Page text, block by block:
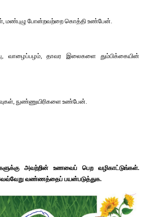
வாழிடத்துடன் இணைக்க.